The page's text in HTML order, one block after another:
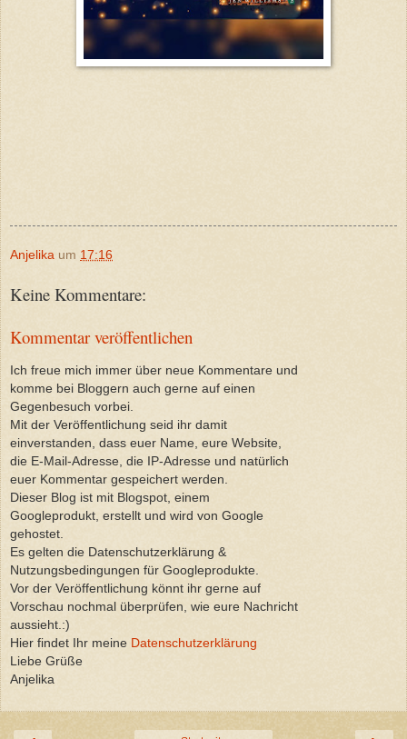
Anjelika um 17:16
Keine Kommentare:
Kommentar veröffentlichen
Ich freue mich immer über neue Kommentare und
komme bei Bloggern auch gerne auf einen
Gegenbesuch vorbei.
Mit der Veröffentlichung seid ihr damit
einverstanden, dass euer Name, eure Website,
die E-Mail-Adresse, die IP-Adresse und natürlich
euer Kommentar gespeichert werden.
Dieser Blog ist mit Blogspot, einem
Googleprodukt, erstellt und wird von Google
gehostet.
Es gelten die Datenschutzerklärung &
Nutzungsbedingungen für Googleprodukte.
Vor der Veröffentlichung könnt ihr gerne auf
Vorschau nochmal überprüfen, wie eure Nachricht
aussieht.:)
Hier findet Ihr meine Datenschutzerklärung
Liebe Grüße
Anjelika